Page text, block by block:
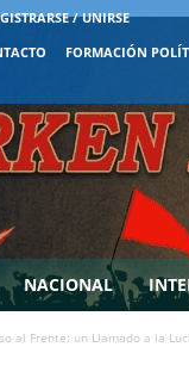
/ UNIRSE
FORMACIÓN
NACIONAL
al Frente: un Llamado a la